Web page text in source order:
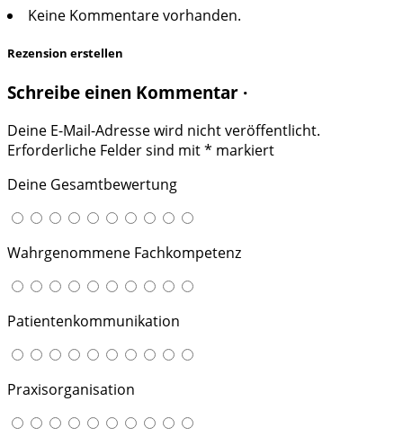
Keine Kommentare vorhanden.
Rezension erstellen
Schreibe einen Kommentar ·
Deine E-Mail-Adresse wird nicht veröffentlicht.
Erforderliche Felder sind mit* markiert
Deine Gesamtbewertung
Wahrgenommene Fachkompetenz
Patientenkommunikation
Praxisorganisation